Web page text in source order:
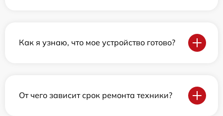
Как я узнаю, что мое устройство готово?
От чего зависит срок ремонта техники?